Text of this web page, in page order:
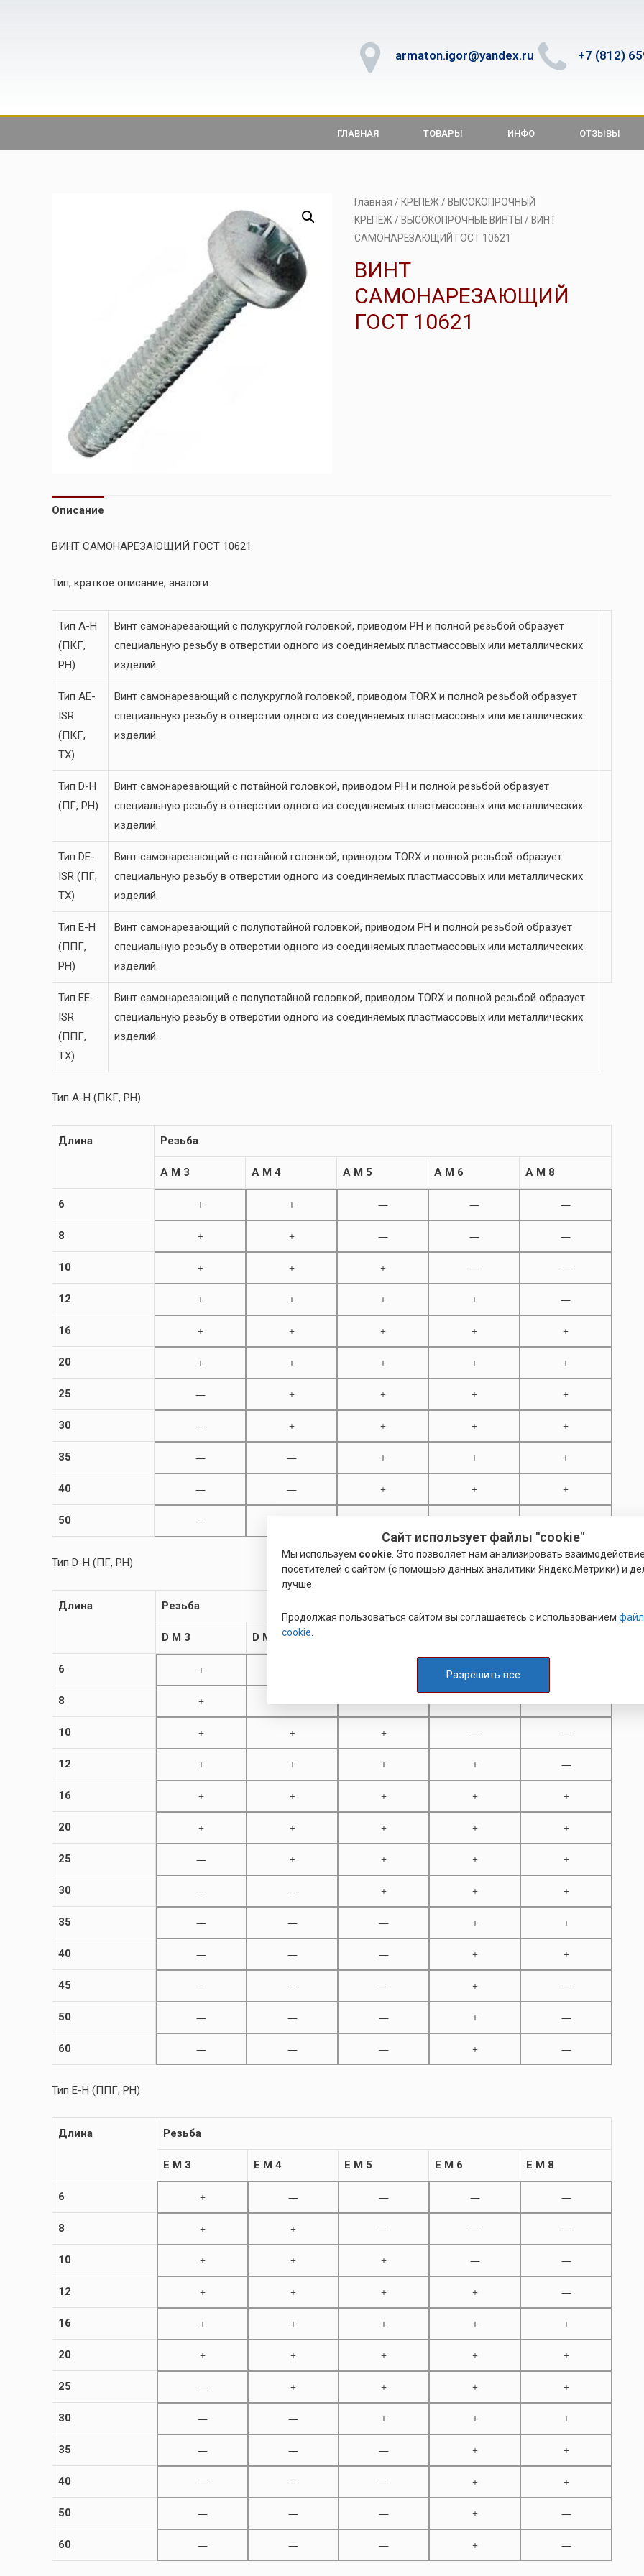
armaton.igor@yandex.ru +7 (812)
ГЛАВНАЯ ТОВАРЫ ИНФО ОТЗЫВЫ
Главная / КРЕПЕЖ / ВЫСОКОПРОЧНЫЙ
КРЕПЕЖ / ВЫСОКОПРОЧНЫЕ ВИНТЫ / ВИНТ
САМОНАРЕЗАЮЩИЙ ГОСТ 10621
ВИНТ
САМОНАРЕЗАЮЩИЙ
ГОСТ 10621
Описание
ВИНТ САМОНАРЕЗАЮЩИЙ ГОСТ 10621
Тип, краткое описание, аналоги:
Тип A-H
(ПКГ,
PH)
Винт самонарезающий с полукруглой головкой, приводом PH и полной резьбой образует
специальную резьбу в отверстии одного из соединяемых пластмассовых или металлических
изделий.
Тип AE-
ISR
(ПКГ,
TX)
Винт самонарезающий с полукруглой головкой, приводом TORX и полной резьбой образует
специальную резьбу в отверстии одного из соединяемых пластмассовых или металлических
изделий.
Тип D-H
(ПГ, PH)
Винт самонарезающий с потайной головкой, приводом PH и полной резьбой образует
специальную резьбу в отверстии одного из соединяемых пластмассовых или металлических
изделий.
Тип DE-
ISR (ПГ,
TX)
Винт самонарезающий с потайной головкой, приводом TORX и полной резьбой образует
специальную резьбу в отверстии одного из соединяемых пластмассовых или металлических
изделий.
Тип E-H
(ППГ,
PH)
Винт самонарезающий с полупотайной головкой, приводом PH и полной резьбой образует
специальную резьбу в отверстии одного из соединяемых пластмассовых или металлических
изделий.
Тип EE-
ISR
(ППГ,
TX)
Винт самонарезающий с полупотайной головкой, приводом TORX и полной резьбой образует
специальную резьбу в отверстии одного из соединяемых пластмассовых или металлических
изделий.
Тип A-H (ПКГ, PH)
Длина Резьба
A M 3 A M 4 A M 5 A M 6 A M 8
6 + + — — —
8 + + — — —
10 + + + — —
12 + + + + —
16 + + + + +
20 + + + + +
25 — + + + +
30 — + + + +
35 — — + + +
40 — — + + +
50 —
Тип D-H (ПГ, PH)
Длина Резьба
D M 3 D M 4
6 +
8 +
10 + + + — —
12 + + + + —
16 + + + + +
20 + + + + +
25 — + + + +
30 — — + + +
35 — — — + +
40 — — — + +
45 — — — + —
50 — — — + —
60 — — — + —
Тип E-H (ППГ, PH)
Длина Резьба
E M 3 E M 4 E M 5 E M 6 E M 8
6 + — — — —
8 + + — — —
10 + + + — —
12 + + + + —
16 + + + + +
20 + + + + +
25 — + + + +
30 — — + + +
35 — — — + +
40 — — — + +
50 — — — + —
60 — — — + —
Сайт использует файлы "cookie"
Мы используем cookie . Это позволяет нам анализировать
посетителей с сайтом (с помощью данных аналитики Яндекс.Метрики) и
лучше.
Продолжая пользоваться сайтом вы соглашаетесь с использованием
cookie
Разрешить все